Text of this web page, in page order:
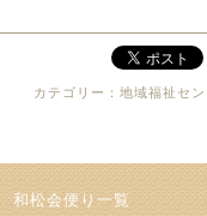
カテゴリー：地域福祉セ
和松会便り一覧